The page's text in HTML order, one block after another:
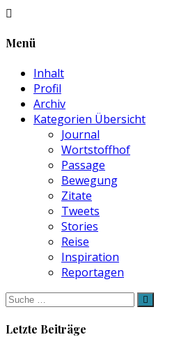
Menü
Inhalt
Profil
Archiv
Kategorien Übersicht
Journal
Wortstoffhof
Passage
Bewegung
Zitate
Tweets
Stories
Reise
Inspiration
Reportagen
Suche
nach:
Letzte Beiträge